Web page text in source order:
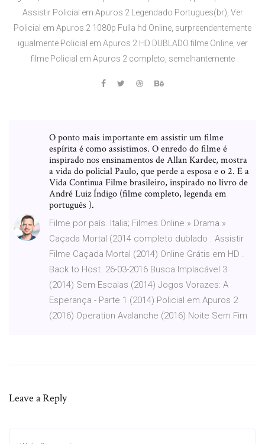
Assistir Policial em Apuros 2 Legendado Portugues(br), Ver
Policial em Apuros 2 1080p Fulla hd Online, surpreendentemente
igualmente Policial em Apuros 2 HD DUBLADO filme Online, ver
filme Policial em Apuros 2 completo, semelhantemente
O ponto mais importante em assistir um filme
espírita é como assistimos. O enredo do filme é
inspirado nos ensinamentos de Allan Kardec, mostra
a vida do policial Paulo, que perde a esposa e o 2. E a
Vida Continua Filme brasileiro, inspirado no livro de
André Luiz Índigo (filme completo, legenda em
português ).
Filme por país. Italia; Filmes Online » Drama »
Caçada Mortal (2014 completo dublado . Assistir
Filme Caçada Mortal (2014) Online Grátis em HD .
Back to Host. 26-03-2016 Busca Implacável 3
(2014) Sem Escalas (2014) Jogos Vorazes: A
Esperança - Parte 1 (2014) Policial em Apuros 2
(2016) Operation Avalanche (2016) Noite Sem Fim
Leave a Reply